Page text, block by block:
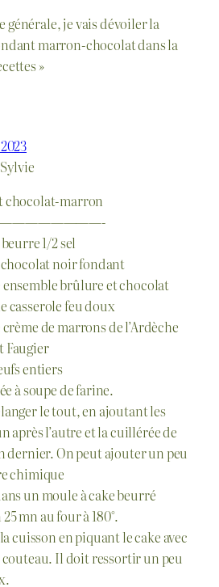
générale, je vais dévoiler la
marron-chocolat dans la
»
chocolat-marron
1/2 sel
chocolat noir fondant
brûlure et chocolat
casserole feu doux
crème de marrons de l’Ardèche
Faugier
entiers
à soupe de farine.
le tout, en ajoutant les
après l’autre et la cuillérée de
dernier. On peut ajouter un peu
chimique
un moule à cake beurré
mn au four à 180°.
cuisson en piquant le cake avec
Il doit ressortir un peu